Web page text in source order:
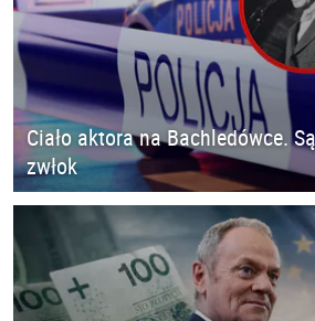
Ciało aktora na Bachledówce.
zwłok